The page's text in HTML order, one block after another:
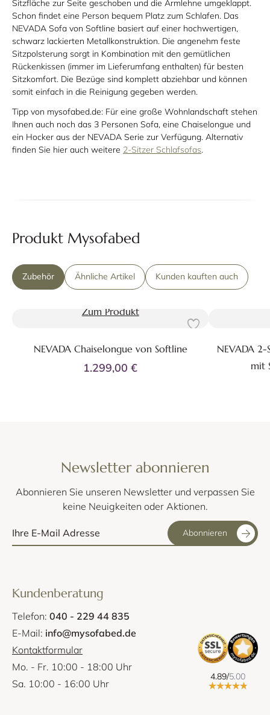
Sitzfläche zur Seite geschoben und die Armlehne umgeklappt.
Schon findet eine Person bequem Platz zum Schlafen. Das
NEVADA Sofa von Softline basiert auf einer hochwertigen,
schwarz lackierten Metallkonstruktion. Die angenehm feste
Sitzpolsterung sorgt in Kombination mit den gemütlichen
Rückenkissen (immer im Lieferumfang enthalten) für besten
Sitzkomfort. Die Bezüge sind komplett abziehbar und können
somit einfach in die Reinigung gegeben werden.
Tipp von mysofabed.de: Für eine große Wohnlandschaft stehen
Ihnen auch noch das 3 Personen Sofa, eine Chaiselongue und
ein Hocker aus der NEVADA Serie zur Verfügung. Alternativ
finden Sie hier auch weitere 2-Sitzer Schlafsofas.
Produkt Mysofabed
Zubehör Ähnliche Artikel Kunden kauften auch
Zum Produkt
NEVADA Chaiselongue von Softline
1.299,00 €
NEVADA
mit
Newsletter abonnieren
Abonnieren Sie unseren Newsletter und verpassen Sie
keine Neuigkeiten oder Aktionen.
Abonnieren
Kundenberatung
Telefon: 040 - 229 44 835
E-Mail: info@mysofabed.de
Kontaktformular
Mo. - Fr. 10:00 - 18:00 Uhr
Sa. 10:00 - 16:00 Uhr
4.89/5.00